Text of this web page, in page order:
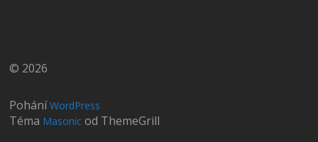
© 2026
PoháníWordPress
Téma Masonic od ThemeGrill